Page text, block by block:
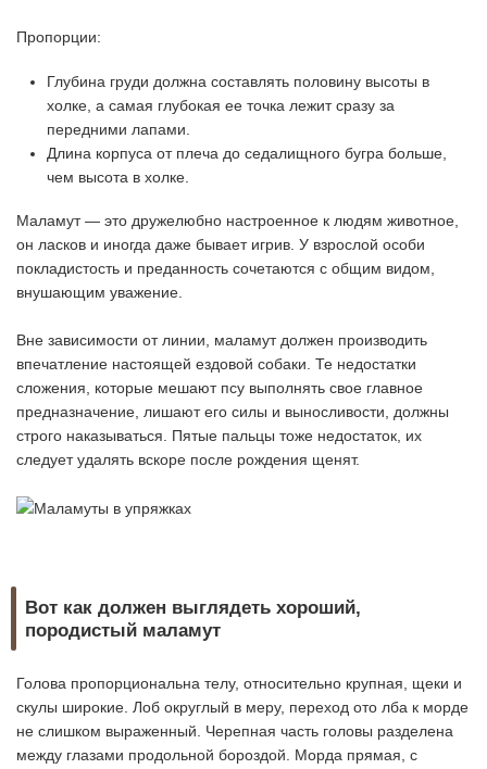
Пропорции:
Глубина груди должна составлять половину высоты в
холке, а самая глубокая ее точка лежит сразу за
передними лапами.
Длина корпуса от плеча до седалищного бугра больше,
чем высота в холке.
Маламут — это дружелюбно настроенное к людям животное,
он ласков и иногда даже бывает игрив. У взрослой особи
покладистость и преданность сочетаются с общим видом,
внушающим уважение.
Вне зависимости от линии, маламут должен производить
впечатление настоящей ездовой собаки. Те недостатки
сложения, которые мешают псу выполнять свое главное
предназначение, лишают его силы и выносливости, должны
строго наказываться. Пятые пальцы тоже недостаток, их
следует удалять вскоре после рождения щенят.
Вот как должен выглядеть хороший,
породистый маламут
Голова пропорциональна телу, относительно крупная, щеки и
скулы широкие. Лоб округлый в меру, переход ото лба к морде
не слишком выраженный. Черепная часть головы разделена
между глазами продольной бороздой. Морда прямая, с